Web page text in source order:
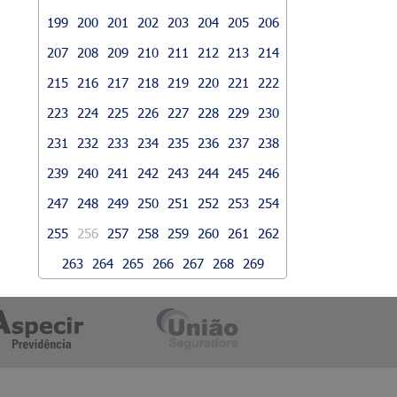
199
200 201 202 203 204 205
206
207
208 209 210 211 212 213
214
215
216 217 218 219 220 221
222
223
224 225 226 227 228 229
230
231
232 233 234 235 236 237
238
239
240 241 242 243 244 245
246
247
248 249 250 251 252 253
254
255
256 257 258 259 260 261
262
263
264 265 266 267 268 269